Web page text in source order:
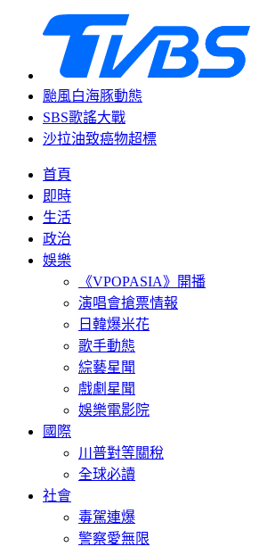
颱風白海豚動態
SBS歌謠大戰
沙拉油致癌物超標
首頁
即時
生活
政治
娛樂
《VPOPASIA》開播
演唱會搶票情報
日韓爆米花
歌手動態
綜藝星聞
戲劇星聞
娛樂電影院
國際
川普對等關稅
全球必讀
社會
毒駕連爆
警察愛無限